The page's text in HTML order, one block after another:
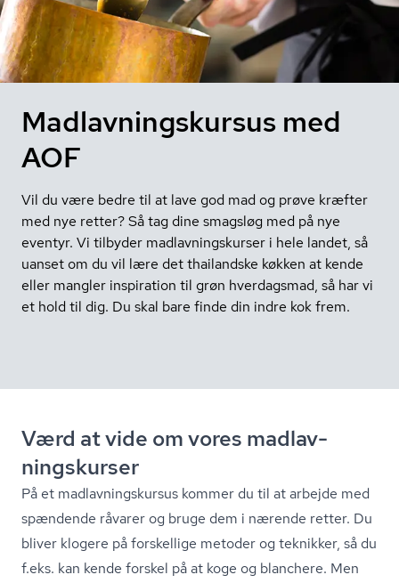
Madlavningskursus med
AOF
Vil du være bedre til at lave god mad og prøve kræfter
med nye retter? Så tag dine smagsløg med på nye
eventyr. Vi tilbyder madlavningskurser i hele landet, så
uanset om du vil lære det thailandske køkken at kende
eller mangler inspiration til grøn hverdagsmad, så har vi
et hold til dig. Du skal bare finde din indre kok frem.
Værd at vide om vores mad­lav­
nings­kur­ser
På et mad­lav­nings­kur­sus kommer du til at arbejde med
spændende råvarer og bruge dem i nærende retter. Du
bliver klogere på forskellige metoder og teknikker, så du
f.eks. kan kende forskel på at koge og blanchere. Men